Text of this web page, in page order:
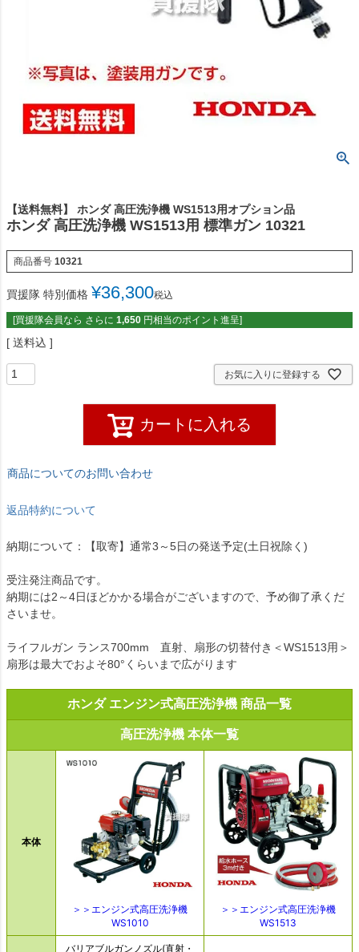
【送料無料】 ホンダ 高圧洗浄機 WS1513用オプション品
ホンダ 高圧洗浄機 WS1513用 標準ガン 10321
商品番号 10321
買援隊 特別価格 ¥36,300税込
[買援隊会員なら さらに 1,650 円相当のポイント進呈]
送料込
お気に入りに登録する
カートに入れる
商品についてのお問い合わせ
返品特約について
納期について：【取寄】通常3～5日の発送予定(土日祝除く)
受注発注商品です。
納期には2～4日ほどかかる場合がございますので、予め御了承くだ
さいませ。
ライフルガン ランス700mm 直射、扇形の切替付き＜WS1513用＞
扇形は最大でおよそ80°くらいまで広がります